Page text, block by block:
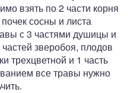
взять по 2 части корня
сосны и листа
с 3 частями душицы и
зверобоя, плодов
трехцветной и 1 часть
все травы нужно